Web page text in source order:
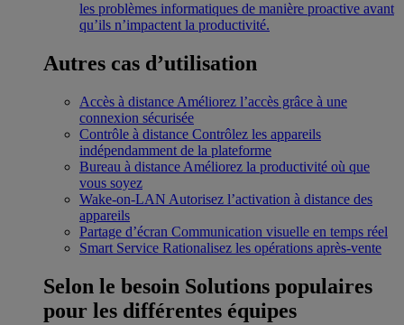
les problèmes informatiques de manière proactive avant
qu’ils n’impactent la productivité.
Autres cas d’utilisation
Accès à distance Améliorez l’accès grâce à une
connexion sécurisée
Contrôle à distance Contrôlez les appareils
indépendamment de la plateforme
Bureau à distance Améliorez la productivité où que
vous soyez
Wake-on-LAN Autorisez l’activation à distance des
appareils
Partage d’écran Communication visuelle en temps réel
Smart Service Rationalisez les opérations après-vente
Selon le besoin Solutions populaires
pour les différentes équipes